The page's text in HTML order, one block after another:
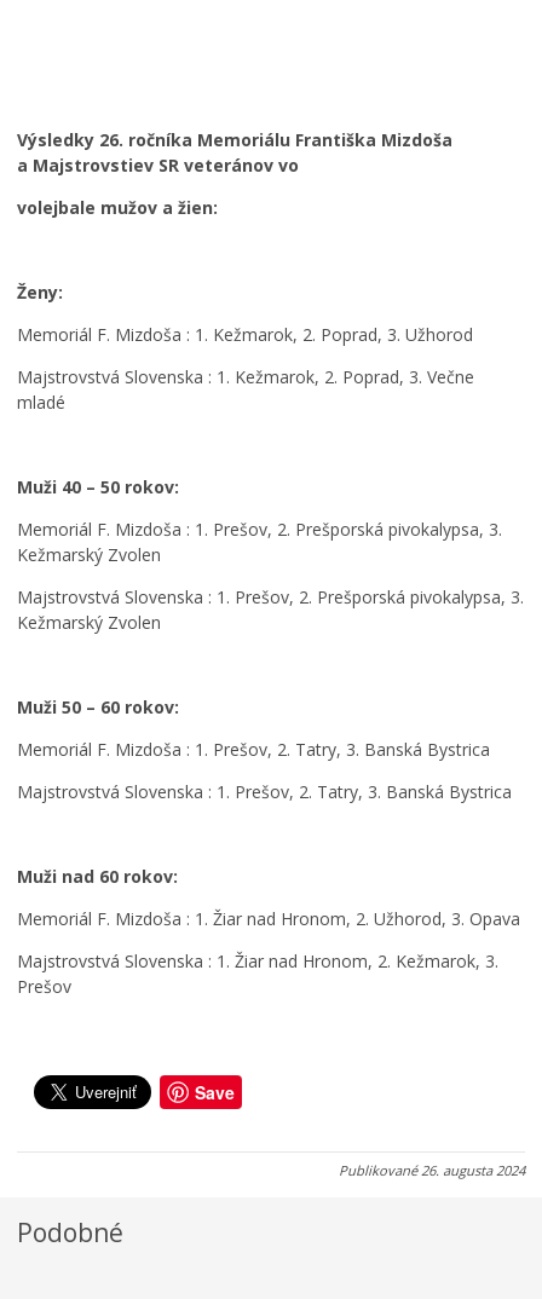
Výsledky 26. ročníka Memoriálu Františka Mizdoša
a Majstrovstiev SR veteránov vo
volejbale mužov a žien:
Ženy:
Memoriál F. Mizdoša : 1. Kežmarok, 2. Poprad, 3. Užhorod
Majstrovstvá Slovenska : 1. Kežmarok, 2. Poprad, 3. Večne
mladé
Muži 40 – 50 rokov:
Memoriál F. Mizdoša : 1. Prešov, 2. Prešporská pivokalypsa, 3.
Kežmarský Zvolen
Majstrovstvá Slovenska : 1. Prešov, 2. Prešporská pivokalypsa, 3.
Kežmarský Zvolen
Muži 50 – 60 rokov:
Memoriál F. Mizdoša : 1. Prešov, 2. Tatry, 3. Banská Bystrica
Majstrovstvá Slovenska : 1. Prešov, 2. Tatry, 3. Banská Bystrica
Muži nad 60 rokov:
Memoriál F. Mizdoša : 1. Žiar nad Hronom, 2. Užhorod, 3. Opava
Majstrovstvá Slovenska : 1. Žiar nad Hronom, 2. Kežmarok, 3.
Prešov
Save
Publikované26. augusta 2024
Podobné
u
ž
í
v
p
á
z
d
y
p
r
i
e
s
r
s
a
v
o
u
j
ú
0
8
6
i
č
n
é
i
i
t
y
r
č
u
j
ú
r
o
š
t
r
c
a
m
i
0
8
6
r
á
v
e
e
e
t
i
P
p
ä
ť
a
p
u
e
n
a
d
č
o
v
0
8
6